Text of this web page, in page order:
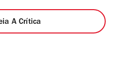
A Crítica